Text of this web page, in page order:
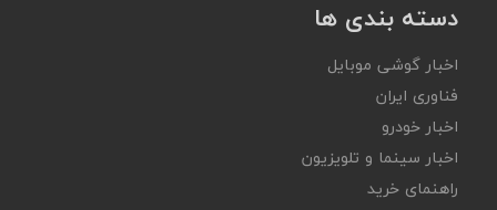
دسته بندی ها
اخبار گوشی موبایل
فناوری ایران
اخبار خودرو
اخبار سینما و تلویزیون
راهنمای خرید